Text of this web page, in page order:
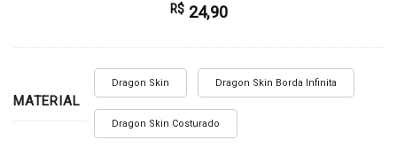
R$24,90
MATERIAL
Dragon Skin Dragon Skin Borda Infinita
Dragon Skin Costurado